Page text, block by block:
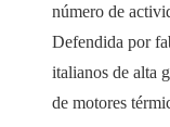
número de
Defendida por
italianos de alta
de motores